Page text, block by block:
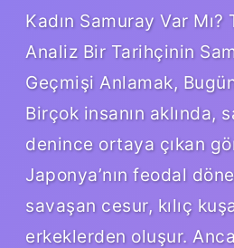
Kadın Samuray Var
Analiz Bir Tarihçinin
Geçmişi Anlamak,
Birçok insanın aklında,
denince ortaya çıkan
Japonya’nın feodal
savaşan cesur, kılıç
erkeklerden oluşur.